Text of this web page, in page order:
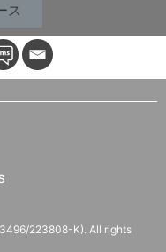
ス
223808-K). All rights